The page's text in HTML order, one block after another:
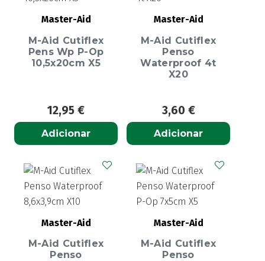
Master-Aid
M-Aid Cutiflex
Pens Wp P-Op
10,5x20cm X5
12,95 €
Adicionar
Master-Aid
M-Aid Cutiflex
Penso
Waterproof 4t
X20
3,60 €
Adicionar
Master-Aid
M-Aid Cutiflex
Penso
Master-Aid
M-Aid Cutiflex
Penso